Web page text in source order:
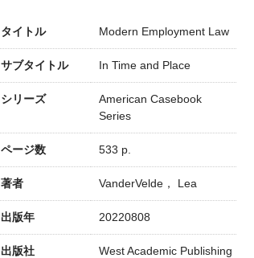
タイトル Modern Employment Law
サブタイトル In Time and Place
シリーズ
American Casebook
Series
ページ数 533 p.
著者 VanderVelde， Lea
出版年 20220808
出版社 West Academic Publishing